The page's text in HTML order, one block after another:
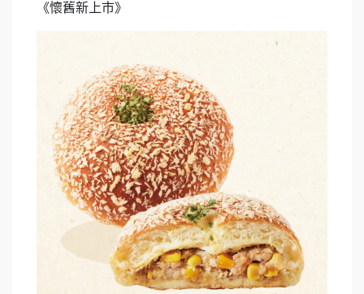
《懷舊新上市》